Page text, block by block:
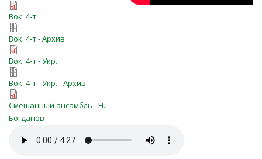
Вок. 4-т
Вок. 4-т - Архив
Вок. 4-т - Укр.
Вок. 4-т - Укр. - Архив
partitur_ zorii_sfintei_zile.pdf
Смешанный ансамбль - Н.
Богданов
zorii_sfintei_zile.mp3